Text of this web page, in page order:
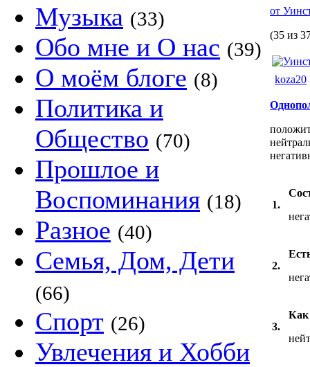
Музыка (33)
Обо мне и О нас (39)
О моём блоге (8)
Политика и
Общество (70)
Прошлое и
Воспоминания (18)
Разное (40)
Семья, Дом, Дети
(66)
Спорт (26)
Увлечения и Хобби
от
(35 из
koza20
1.
2.
3.
Как